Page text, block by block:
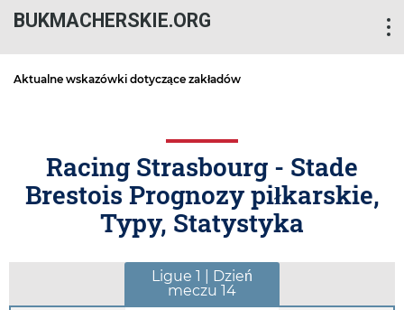
BUKMACHERSKIE.ORG
Aktualne wskazówki dotyczące zakładów
Racing Strasbourg - Stade
Brestois Prognozy piłkarskie,
Typy, Statystyka
Ligue 1 | Dzień
meczu 14